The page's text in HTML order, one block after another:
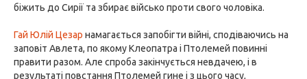
біжить до Сирії та збирає військо проти свого чоловіка.
Гай Юлій Цезар намагається запобігти війні, сподіваючись на
заповіт Авлета, по якому Клеопатра і Птолемей повинні
правити разом. Але спроба закінчується невдачею, і в
результаті повстання Птолемей гине і з цього часу,